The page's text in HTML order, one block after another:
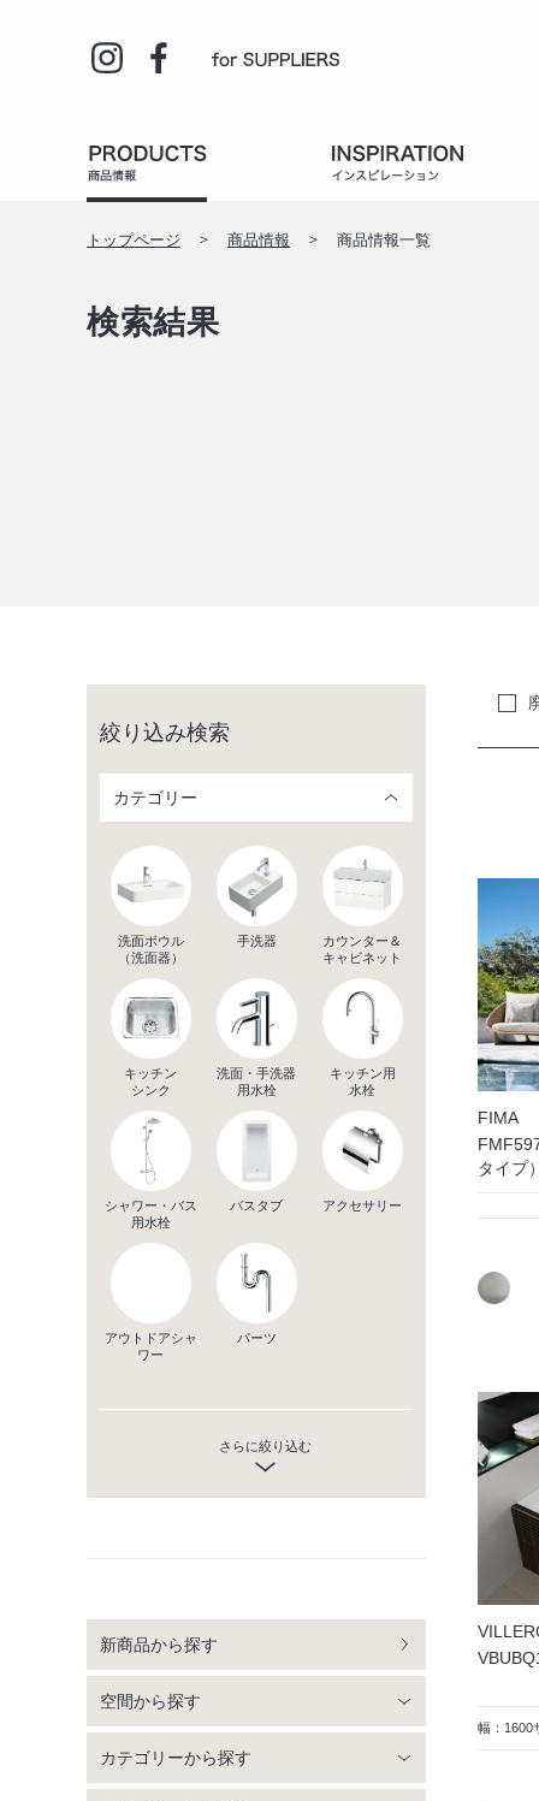
トップページ 商品情報 商品情報一覧
検索結果
絞り込み検索
カテゴリー
洗面ボウル
（洗面器）
手洗器
カウンター＆
キャビネット
キッチン
シンク
洗面・手洗器
用水栓
キッチン用
水栓
シャワー・バス
用水栓
バスタブ アクセサリー
アウトドアシャ
ワー
パーツ
さらに絞り込む
新商品から探す
空間から探す
カテゴリーから探す
FIMA
タイプ）
幅：1600